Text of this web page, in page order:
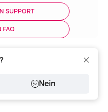
SUPPORT
FAQ
Nein